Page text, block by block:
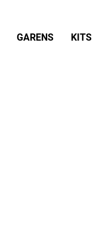
GARENS KITS